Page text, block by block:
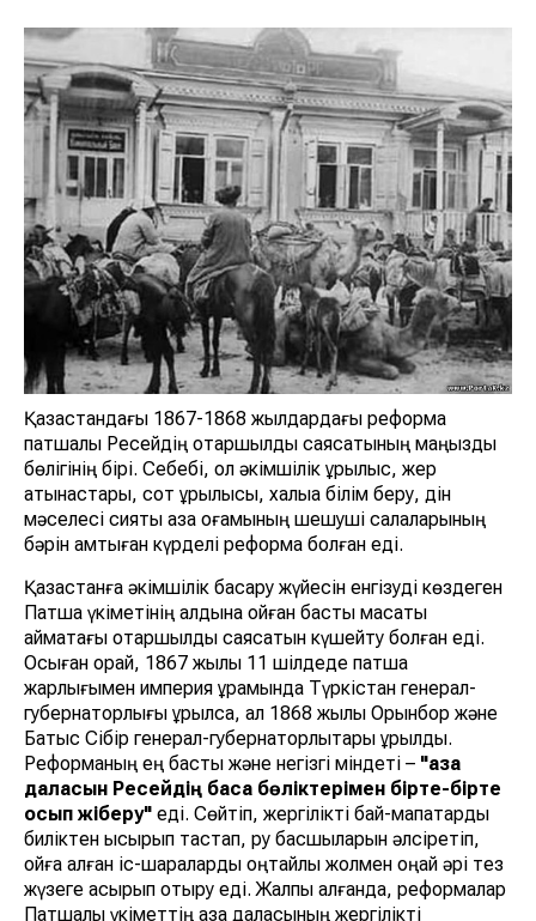
Қазақстандағы 1867-1868 жылдардағы реформа
патшалық Ресейдің отаршылдық саясатының маңызды
бөлігінің бірі. Себебі, ол әкімшілік құрылыс, жер
қатынастары, сот құрылысы, халыққа білім беру, дін
мәселесі сияқты қазақ қоғамының шешуші салаларының
бәрін қамтыған күрделі реформа болған еді.
Қазақстанға әкімшілік басқару жүйесін енгізуді көздеген
Патша үкіметінің алдына қойған басты мақсаты
аймақтағы отаршылдық саясатын күшейту болған еді.
Осыған орай, 1867 жылы 11 шілдеде патша
жарлығымен империя құрамында Түркістан генерал-
губернаторлығы құрылса, ал 1868 жылы Орынбор және
Батыс Сібір генерал-губернаторлықтары құрылды.
Реформаның ең басты және негізгі міндеті – "қазақ
даласын Ресейдің басқа бөліктерімен бірте-бірте
қосып жіберу" еді. Сөйтіп, жергілікті бай-мапатарды
биліктен ысырып тастап, ру басшыларын әлсіретіп,
ойға алған іс-шараларды оңтайлы жолмен оңай әрі тез
жүзеге асырып отыру еді. Жалпы алғанда, реформалар
Патшалық үкіметтің қазақ даласының жергілікті